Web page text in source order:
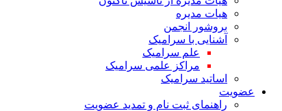
هیات مدیره
بروشور انجمن
آشنایی با سرامیک
علم سرامیک
مراکز علمی سرامیک
اساتید سرامیک
عضویت
راهنمای ثبت نام و تمدید عضویت